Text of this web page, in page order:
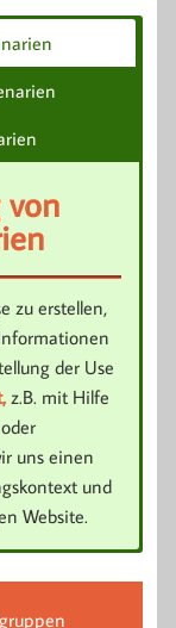
zu erstellen,
der Use
z.B. mit Hilfe
uns einen
und
Website.